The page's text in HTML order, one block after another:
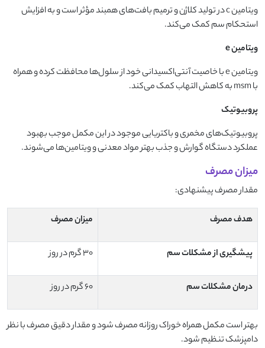
ویتامین c در تولید کلاژن و ترمیم بافت‌های همبند مؤثر است و به افزایش
استحکام سم کمک می‌کند.
ویتامینe
ویتامین e با خاصیت آنتی‌اکسیدانی خود از سلول‌ها محافظت کرده و همراه
با msm به کاهش التهاب کمک می‌کند.
پروبیوتیک
پروبیوتیک‌های مخمری و باکتریایی موجود در این مکمل موجب بهبود
عملکرد دستگاه گوارش و جذب بهتر مواد معدنی و ویتامین‌ها می‌شوند.
میزان مصرف
مقدار مصرف پیشنهادی:
هدف مصرف میزان مصرف
پیشگیری از مشکلات سم ۳۰ گرم در روز
درمان مشکلات سم ۶۰ گرم در روز
بهتر است مکمل همراه خوراک روزانه مصرف شود و مقدار دقیق مصرف با نظر
دامپزشک تنظیم شود.